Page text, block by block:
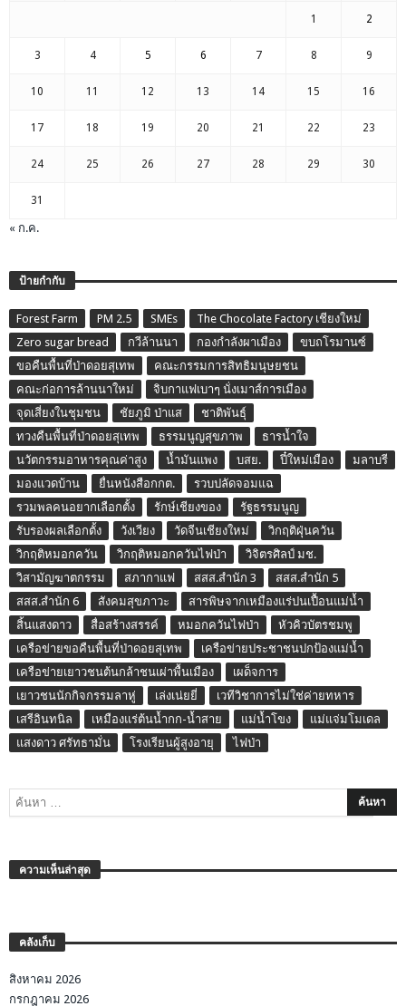
1 2
3 4 5 6 7 8 9
10 11 12 13 14 15 16
17 18 19 20 21 22 23
24 25 26 27 28 29 30
31
« ก.ค.
ป้ายกำกับ
Forest Farm PM 2.5 SMEs
The Chocolate Factory เชียงใหม่
Zero sugar bread
กวีล้านนา กองกำลังผาเมือง
ขบถโรมานซ์
ขอคืนพื้นที่ป่าดอยสุเทพ
คณะกรรมการสิทธิมนุษยชน
คณะก่อการล้านนาใหม่
จิบกาแฟเบาๆ นั่งเมาส์การเมือง
จุดเสี่ยงในชุมชน
ชัยภูมิ ป่าแส
ชาติพันธุ์
ทวงคืนพื้นที่ป่าดอยสุเทพ
ธรรมนูญสุขภาพ
ธารน้ำใจ
นวัตกรรมอาหารคุณค่าสูง
น้ำมันแพง บสย. ปี๋ใหม่เมือง
มลาบรี
มองแวดบ้าน
ยื่นหนังสือกกต.
รวบปลัดจอมแฉ
รวมพลคนอยากเลือกตั้ง
รักษ์เชียงของ
รัฐธรรมนูญ
รับรองผลเลือกตั้ง
วังเวียง วัดจีนเชียงใหม่
วิกฤติฝุ่นควัน
วิกฤติหมอกควัน
วิกฤติหมอกควันไฟป่า
วิจิตรศิลป์ มช.
วิสามัญฆาตกรรม
สภากาแฟ สสส.สำนัก 3
สสส.สำนัก 5
สสส.สำนัก 6
สังคมสุขภาวะ
สารพิษจากเหมืองแร่ปนเปื้อนแม่น้ำ
สิ้นแสงดาว
สื่อสร้างสรรค์ หมอกควันไฟป่า
หัวคิวบัตรชมพู
เครือข่ายขอคืนพื้นที่ป่าดอยสุเทพ
เครือข่ายประชาชนปกป้องแม่น้ำ
เครือข่ายเยาวชนต้นกล้าชนเผ่าพื้นเมือง
เผด็จการ
เยาวชนนักกิจกรรมลาหู่
เล่งเน่ยยี่
เวทีวิชาการไม่ใช่ค่ายทหาร
เสรีอินทนิล
เหมืองแร่ต้นน้ำกก-น้ำสาย แม่น้ำโขง
แม่แจ่มโมเดล
แสงดาว ศรัทธามั่น
โรงเรียนผู้สูงอายุ ไฟป่า
ความเห็นล่าสุด
คลังเก็บ
สิงหาคม 2026
กรกฎาคม 2026